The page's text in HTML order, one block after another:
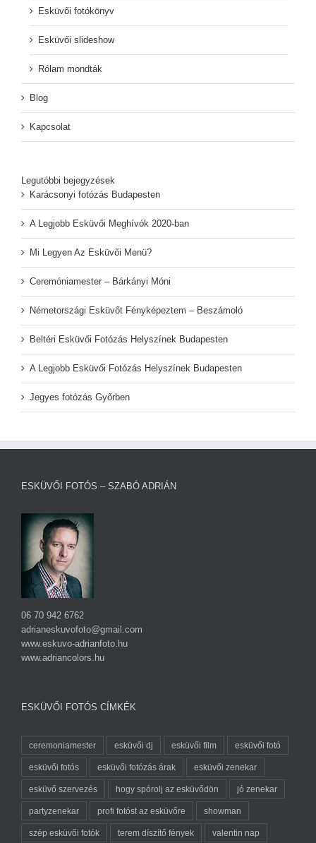
Esküvői fotókönyv
Esküvői slideshow
Rólam mondták
Blog
Kapcsolat
Legutóbbi bejegyzések
Karácsonyi fotózás Budapesten
A Legjobb Esküvői Meghívók 2020-ban
Mi Legyen Az Esküvői Menü?
Ceremóniamester – Bárkányi Móni
Németországi Esküvőt Fényképeztem – Beszámoló
Beltéri Esküvői Fotózás Helyszínek Budapesten
A Legjobb Esküvői Fotózás Helyszínek Budapesten
Jegyes fotózás Győrben
ESKÜVŐI FOTÓS – SZABÓ ADRIÁN
06 70 942 6762
adrianeskuvofoto@gmail.com
www.eskuvo-adrianfoto.hu
www.adriancolors.hu
ESKÜVŐI FOTÓS CÍMKÉK
ceremoniamester esküvői dj esküvői film esküvői fotó
esküvői fotós esküvői fotózás árak esküvői zenekar
esküvő szervezés hogy spórolj az esküvődön jó zenekar
partyzenekar profi fotóst az esküvőre showman
szép esküvői fotók terem díszítő fények valentin nap